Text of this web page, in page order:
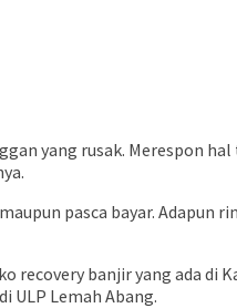
yang rusak. Merespon
pasca bayar. Adapun
banjir yang ada di
ULP Lemah Abang.